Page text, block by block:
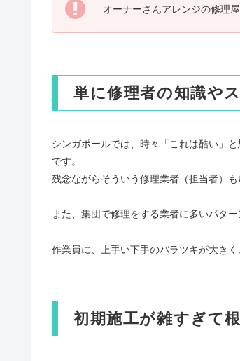
オーナーさんアレンジの修理
単に修理者の知識や
シンガポールでは、時々「これは酷い」
です。
残念ながらそういう修理業者（担当者）
また、集団で修理をする業者に多いパタ
作業員に、上手い下手のバラツキが大きく
初期施工が雑すぎて